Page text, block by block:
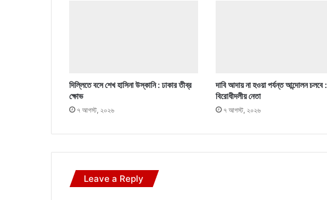
দিল্লিতে বসে শেখ হাসিনা উস্কানি : ঢাকার তীব্র
ক্ষোভ
৭ আগস্ট, ২০২৬
দাবি আদায় না হওয়া পর্যন্ত আন্দোলন চলবে :
বিরোধীদলীয় নেতা
৭ আগস্ট, ২০২৬
Leave a Reply